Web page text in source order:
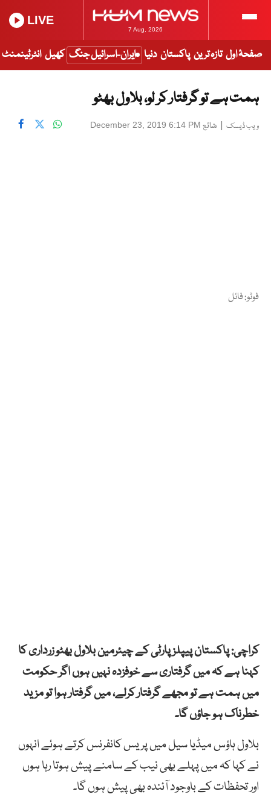
7 Aug, 2026
LIVE
صفحۂ اول تازہ ترین پاکستان دنیا ایران-اسرائیل جنگ کھیل انٹرٹینمنٹ
ہمت ہے تو گرفتار کر لو، بلاول بھٹو
ویب ڈیسک | شائع December 23, 2019 6:14 PM
فوٹو: فائل
کراچی: پاکستان پیپلزپارٹی کے چیئرمین بلاول بھٹو زرداری کا
کہنا ہے کہ میں گرفتاری سے خوفزدہ نہیں ہوں اگر حکومت
میں ہمت ہے تو مجھے گرفتار کرلے، میں گرفتار ہوا تو مزید
خطرناک ہو جاؤں گا۔
بلاول ہاؤس میڈیا سیل میں پریس کانفرنس کرتے ہوئے انہوں
نے کہا کہ میں پہلے بھی نیب کے سامنے پیش ہوتا رہا ہوں
اور تحفظات کے باوجود آئندہ بھی پیش ہوں گا۔